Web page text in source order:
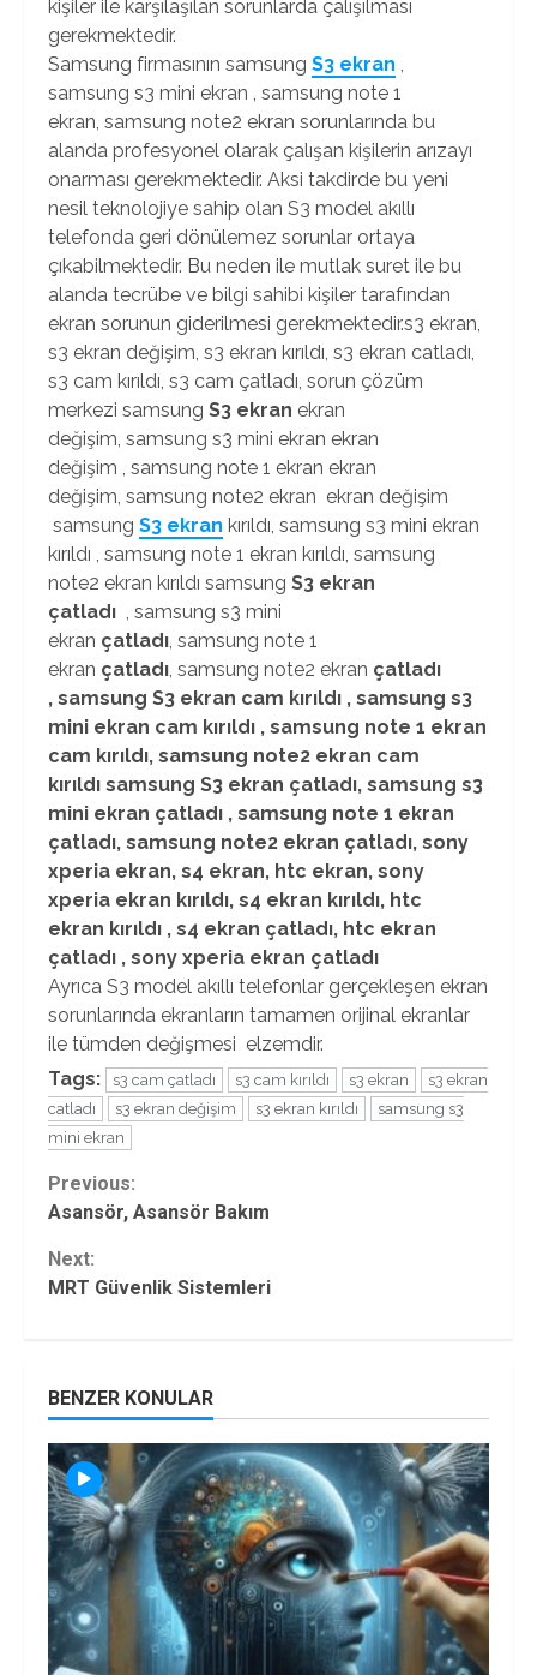
kişiler ile karşılaşılan sorunlarda çalışılması
gerekmektedir.
Samsung firmasının samsung S3 ekran ,
samsung s3 mini ekran , samsung note 1
ekran, samsung note2 ekran sorunlarında bu
alanda profesyonel olarak çalışan kişilerin arızayı
onarması gerekmektedir. Aksi takdirde bu yeni
nesil teknolojiye sahip olan S3 model akıllı
telefonda geri dönülemez sorunlar ortaya
çıkabilmektedir. Bu neden ile mutlak suret ile bu
alanda tecrübe ve bilgi sahibi kişiler tarafından
ekran sorunun giderilmesi gerekmektedir.s3 ekran,
s3 ekran değişim, s3 ekran kırıldı, s3 ekran catladı,
s3 cam kırıldı, s3 cam çatladı, sorun çözüm
merkezi samsung S3 ekran ekran
değişim, samsung s3 mini ekran ekran
değişim , samsung note 1 ekran ekran
değişim, samsung note2 ekran ekran değişim
samsung S3 ekran kırıldı, samsung s3 mini ekran
kırıldı , samsung note 1 ekran kırıldı, samsung
note2 ekran kırıldı samsung S3 ekran
çatladı , samsung s3 mini
ekran çatladı, samsung note 1
ekran çatladı, samsung note2 ekran çatladı
, samsung S3 ekran cam kırıldı , samsung s3
mini ekran cam kırıldı , samsung note 1 ekran
cam kırıldı, samsung note2 ekran cam
kırıldı samsung S3 ekran çatladı, samsung s3
mini ekran çatladı , samsung note 1 ekran
çatladı, samsung note2 ekran çatladı, sony
xperia ekran, s4 ekran, htc ekran, sony
xperia ekran kırıldı, s4 ekran kırıldı, htc
ekran kırıldı , s4 ekran çatladı, htc ekran
çatladı , sony xperia ekran çatladı
Ayrıca S3 model akıllı telefonlar gerçekleşen ekran
sorunlarında ekranların tamamen orijinal ekranlar
ile tümden değişmesi elzemdir.
Tags:
s3 cam çatladı s3 cam kırıldı s3 ekran
s3 ekran
catladı
s3 ekran değişim s3 ekran kırıldı
samsung s3
mini ekran
Continue
Previous:
Asansör, Asansör Bakım
Next:
MRT Güvenlik Sistemleri
BENZER KONULAR